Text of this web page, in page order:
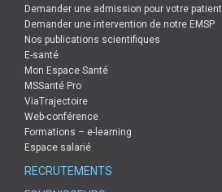
ACTUALITÉS
CONTACT
Demander une admission pour votre patient
Demander une intervention de notre EMSP
Nos publications scientifiques
E-santé
Mon Espace Santé
MSSanté Pro
ViaTrajectoire
Web-conférence
Formations – e-learning
Espace salarié
RECRUTEMENTS